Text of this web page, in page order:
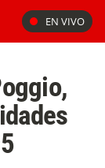
EN VIVO